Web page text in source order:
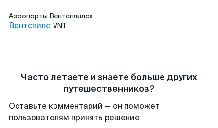
Аэропорты Вентсплилса
Вентспилс VNT
Часто летаете и знаете больше других
путешественников?
Оставьте комментарий — он поможет
пользователям принять решение